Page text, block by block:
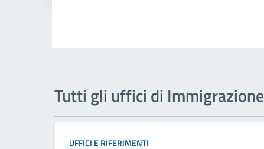
Tutti gli uffici di Immigrazione
UFFICI E RIFERIMENTI